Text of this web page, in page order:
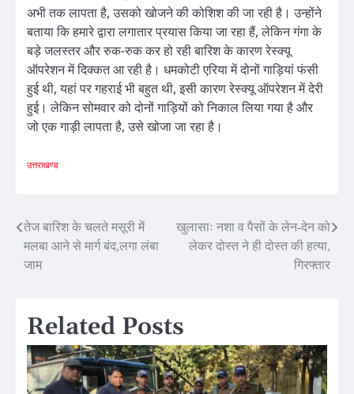
अभी तक लापता है, उसको खोजने की कोशिश की जा रही है। उन्होंने
बताया कि हमारे द्वारा लगातार प्रयास किया जा रहा हैं, लेकिन गंगा के
बड़े जलस्तर और रुक-रुक कर हो रही बारिश के कारण रेस्क्यू
ऑपरेशन में दिक्कत आ रही है। धमकोटी एरिया में दोनों गाड़ियां फंसी
हुई थी, यहां पर गहराई भी बहुत थी, इसी कारण रेस्क्यू ऑपरेशन में देरी
हुई। लेकिन सोमवार को दोनों गाड़ियों को निकाल लिया गया है और
जो एक गाड़ी लापता है, उसे खोजा जा रहा है।
उत्तराखण्ड
Post
navigation
तेज बारिश के चलते मसूरी में
मलबा आने से मार्ग बंद,लगा लंबा
जाम
खुलासाः नशा व पैसों के लेन-देन को
लेकर दोस्त ने ही दोस्त की हत्या,
गिरफ्तार
Related Posts